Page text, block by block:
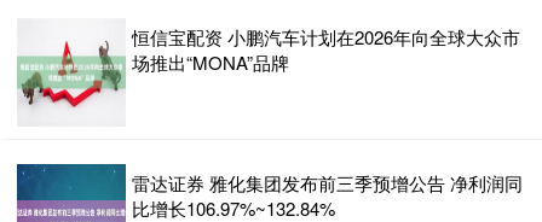
恒信宝配资 小鹏汽车计划在2026年向全球大众市
场推出“MONA”品牌
雷达证券 雅化集团发布前三季预增公告 净利润同
比增长106.97%~132.84%